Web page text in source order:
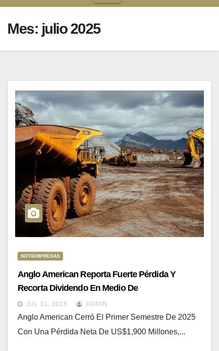
Mes: julio 2025
NOTIEMPRESAS
Anglo American Reporta Fuerte Pérdida Y
Recorta Dividendo En Medio De
Reestructuración
JUL 31, 2025 ADMIN
Anglo American Cerró El Primer Semestre De 2025
Con Una Pérdida Neta De US$1,900 Millones,...